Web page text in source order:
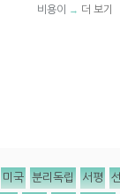
비용이
→ 더 보기
미국 분리독립 서평